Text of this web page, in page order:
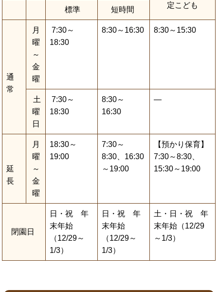
定こども
標準 短時間
通
常
月
曜
～
金
曜
7:30～
18:30
8:30～16:30 8:30～15:30
土
曜
日
7:30～
18:30
8:30～
16:30
―
延
長
月
曜
～
金
曜
18:30～
19:00
7:30～
8:30、16:30
～19:00
【預かり保育】
7:30～8:30、
15:30～19:00
閉園日
日・祝 年
末年始
（12/29～
1/3）
日・祝 年
末年始
（12/29～
1/3）
土・日・祝 年
末年始（12/29
～1/3）